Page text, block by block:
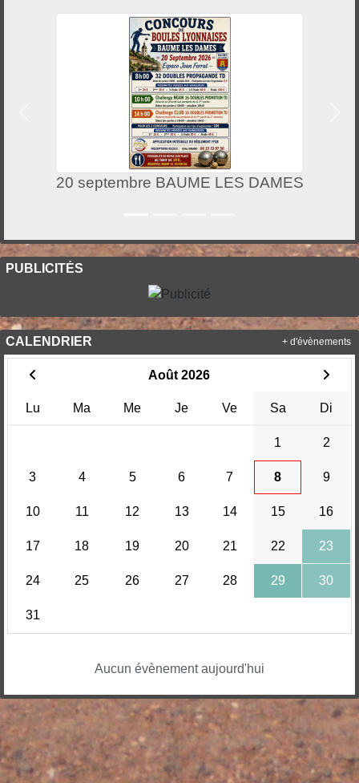
20 septembre BAUME LES DAMES
PUBLICITÉS
CALENDRIER
Août 2026
Lu Ma Me Je Ve Sa Di
1 2
3 4 5 6 7 8 9
10 11 12 13 14 15 16
17 18 19 20 21 22 23
24 25 26 27 28 29 30
31
Aucun évènement aujourd'hui
+ d'évènements